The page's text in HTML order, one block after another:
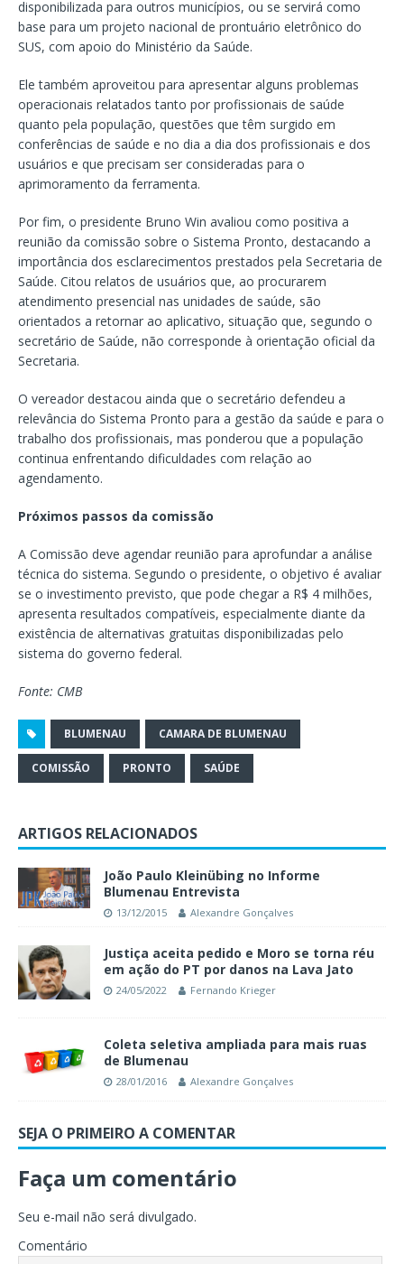
disponibilizada para outros municípios, ou se servirá como
base para um projeto nacional de prontuário eletrônico do
SUS, com apoio do Ministério da Saúde.
Ele também aproveitou para apresentar alguns problemas
operacionais relatados tanto por profissionais de saúde
quanto pela população, questões que têm surgido em
conferências de saúde e no dia a dia dos profissionais e dos
usuários e que precisam ser consideradas para o
aprimoramento da ferramenta.
Por fim, o presidente Bruno Win avaliou como positiva a
reunião da comissão sobre o Sistema Pronto, destacando a
importância dos esclarecimentos prestados pela Secretaria de
Saúde. Citou relatos de usuários que, ao procurarem
atendimento presencial nas unidades de saúde, são
orientados a retornar ao aplicativo, situação que, segundo o
secretário de Saúde, não corresponde à orientação oficial da
Secretaria.
O vereador destacou ainda que o secretário defendeu a
relevância do Sistema Pronto para a gestão da saúde e para o
trabalho dos profissionais, mas ponderou que a população
continua enfrentando dificuldades com relação ao
agendamento.
Próximos passos da comissão
A Comissão deve agendar reunião para aprofundar a análise
técnica do sistema. Segundo o presidente, o objetivo é avaliar
se o investimento previsto, que pode chegar a R$ 4 milhões,
apresenta resultados compatíveis, especialmente diante da
existência de alternativas gratuitas disponibilizadas pelo
sistema do governo federal.
Fonte: CMB
BLUMENAU CAMARA DE BLUMENAU
COMISSÃO PRONTO SAÚDE
ARTIGOS RELACIONADOS
João Paulo Kleinübing no Informe
Blumenau Entrevista
13/12/2015 Alexandre Gonçalves
Justiça aceita pedido e Moro se torna réu
em ação do PT por danos na Lava Jato
24/05/2022 Fernando Krieger
Coleta seletiva ampliada para mais ruas
de Blumenau
28/01/2016 Alexandre Gonçalves
SEJA O PRIMEIRO A COMENTAR
Faça um comentário
Seu e-mail não será divulgado.
Comentário